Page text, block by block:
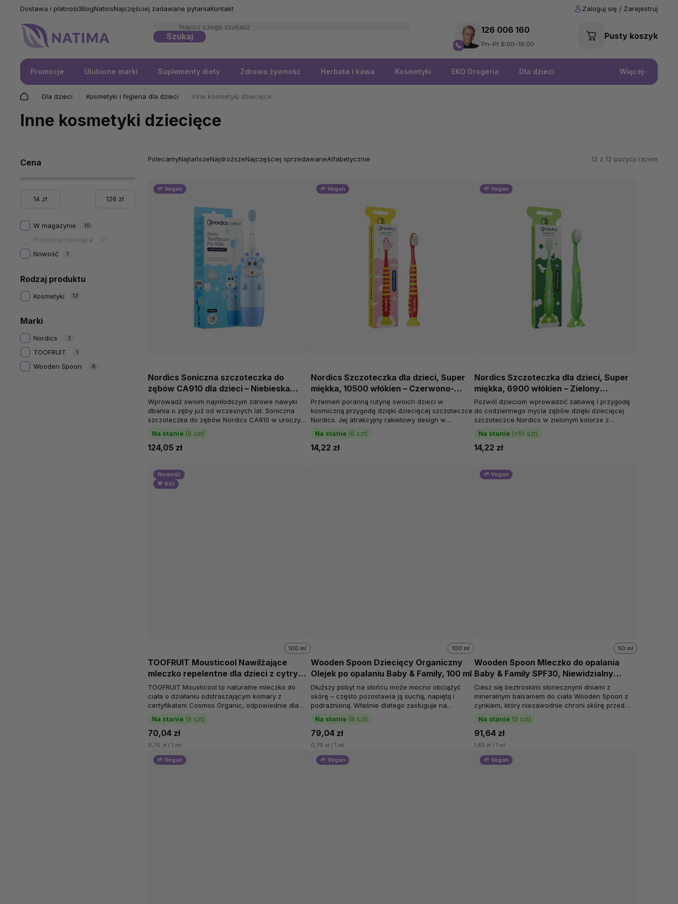
Dostawa i płatnośćBlogNatiosNajczęściej zadawane pytaniaKontakt
Szukaj Pusty koszyk
126 006 160
Pn–Pt 8:00–16:00
Promocje Ulubione marki Suplementy diety Zdrowa żywność Herbata i kawa Kosmetyki EKO Drogeria Dla dzieci Więcej
Dla dzieci Kosmetyki i higiena dla dzieci Inne kosmetyki dziecięce
Inne kosmetyki dziecięce
Cena
14 zł 126 zł
W magazynie 10
Promocja miesiąca 0
Nowość 1
Marki
Nordics 3
TOOFRUIT 1
Wooden Spoon 8
Rodzaj produktu
Kosmetyki 12
PolecamyNajtańszeNajdroższeNajczęściej sprzedawaneAlfabetycznie 12 z 12 pozycji razem
🌱 Vegan
Nordics Soniczna szczoteczka do
zębów CA910 dla dzieci – Niebieska
żyrafa, od 1. miesiąca
Na stanie (6 szt)
124,05 zł
Wprowadź swoim najmłodszym zdrowe nawyki
dbania o zęby już od wczesnych lat. Soniczna
szczoteczka do zębów Nordics CA910 w uroczym
motywie niebieskiej żyrafy została...
🌱 Vegan
Nordics Szczoteczka dla dzieci, Super
miękka, 10500 włókien – Czerwono-
żółta rakieta, od 4 lat
Na stanie (6 szt)
14,22 zł
Przemień poranną rutynę swoich dzieci w
kosmiczną przygodę dzięki dziecięcej szczoteczce
Nordics. Jej atrakcyjny rakietowy design w
czerwono–żółtych barwach zachwyci każdego...
🌱 Vegan
Nordics Szczoteczka dla dzieci, Super
miękka, 6900 włókien – Zielony
dinozaur, od 2. roku życia
Na stanie (>10 szt)
14,22 zł
Pozwól dzieciom wprowadzić zabawę i przygodę
do codziennego mycia zębów dzięki dziecięcej
szczoteczce Nordics w zielonym kolorze z
motywem dinozaura. Ta unikalna szczoteczka...
Nowość
💚 BIO
TOOFRUIT Mousticool Nawilżające
mleczko repelentne dla dzieci z cytryną
i katalpą, 100 ml
Na stanie (9 szt)
100 ml
70,04 zł
0,70 zł / 1 ml
TOOFRUIT Mousticool to naturalne mleczko do
ciała o działaniu odstraszającym komary z
certyfikatem Cosmos Organic, odpowiednie dla
całej rodziny. Lekka, pachnąca formuła z wodą...
Wooden Spoon Dziecięcy Organiczny
Olejek po opalaniu Baby & Family, 100 ml
Na stanie (8 szt)
100 ml
79,04 zł
0,79 zł / 1 ml
Dłuższy pobyt na słońcu może mocno obciążyć
skórę – często pozostawia ją suchą, napiętą i
podrażnioną. Właśnie dlatego zasługuje na
delikatną pielęgnację, która pomoże jej...
🌱 Vegan
Wooden Spoon Mleczko do opalania
Baby & Family SPF30, Niewidzialny
cynk, Pompka, 50 ml
Na stanie (5 szt)
50 ml
91,64 zł
1,83 zł / 1 ml
Ciesz się beztroskimi słonecznymi dniami z
mineralnym balsamem do ciała Wooden Spoon z
cynkiem, który niezawodnie chroni skórę przed
promieniami słonecznymi i jednocześnie ją...
🌱 Vegan 🌱 Vegan 🌱 Vegan